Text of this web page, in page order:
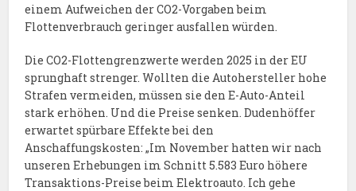
einem Aufweichen der CO2-Vorgaben beim
Flottenverbrauch geringer ausfallen würden.
Die CO2-Flottengrenzwerte werden 2025 in der EU
sprunghaft strenger. Wollten die Autohersteller hohe
Strafen vermeiden, müssen sie den E-Auto-Anteil
stark erhöhen. Und die Preise senken. Dudenhöffer
erwartet spürbare Effekte bei den
Anschaffungskosten: „Im November hatten wir nach
unseren Erhebungen im Schnitt 5.583 Euro höhere
Transaktions-Preise beim Elektroauto. Ich gehe